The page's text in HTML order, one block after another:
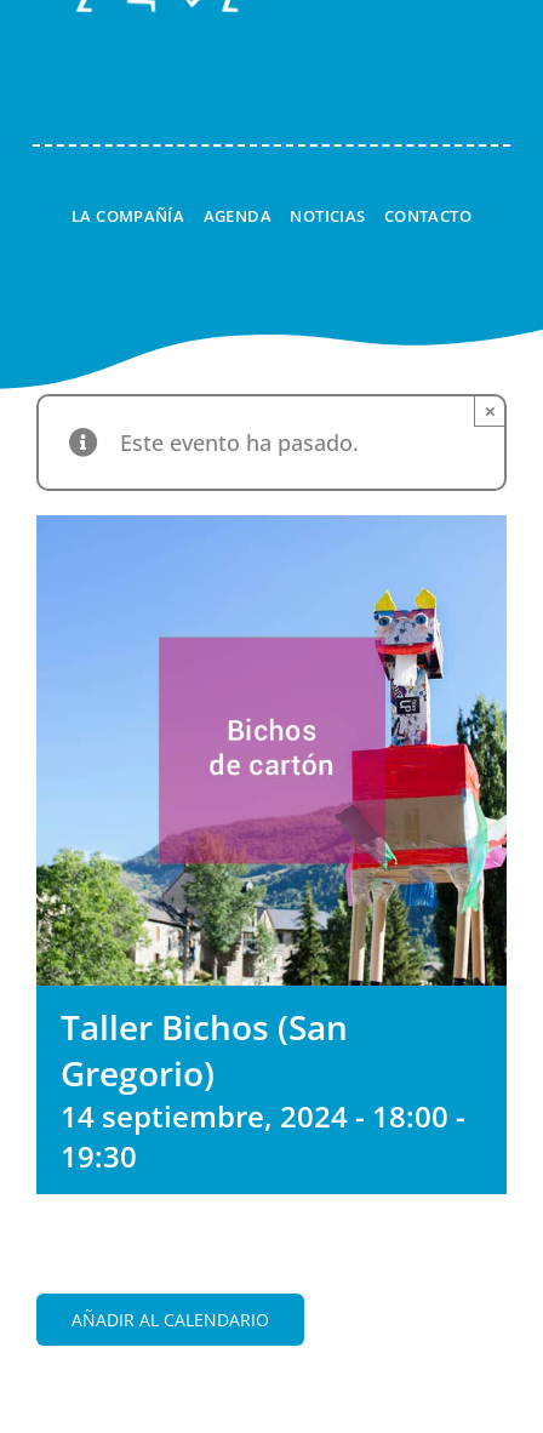
LA COMPAÑÍA AGENDA NOTICIAS CONTACTO
TALLERES
Este evento ha pasado.
×
Taller Bichos (San
Gregorio)
14 septiembre, 2024 - 18:00 -
19:30
AÑADIR AL CALENDARIO